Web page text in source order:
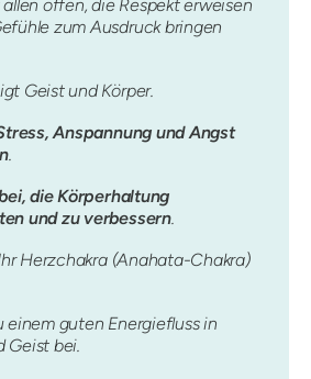
offen, die Respekt erweisen
zum Ausdruck bringen
Geist und Körper.
Anspannung und Angst
.
die Körperhaltung
und zu verbessern.
Herzchakra (Anahata-Chakra)
einem guten Energiefluss in
Geist bei.